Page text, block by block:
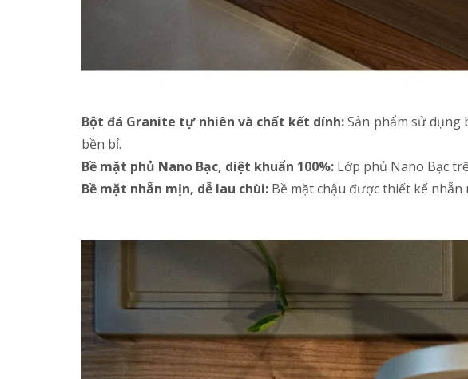
Bột đá Granite tự nhiên và chất kết dính:Sản phẩm sử dụng
bền bỉ.
Bề mặt phủ Nano Bạc, diệt khuẩn 100%: Lớp phủ Nano Bạc
Bề mặt nhẵn mịn, dễ lau chùi: Bề mặt chậu được thiết kế nhẵn